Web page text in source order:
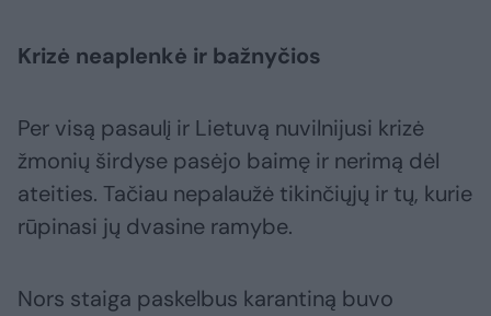
Krizė neaplenkė ir bažnyčios
Per visą pasaulį ir Lietuvą nuvilnijusi krizė
žmonių širdyse pasėjo baimę ir nerimą dėl
ateities. Tačiau nepalaužė tikinčiųjų ir tų, kurie
rūpinasi jų dvasine ramybe.
Nors staiga paskelbus karantiną buvo